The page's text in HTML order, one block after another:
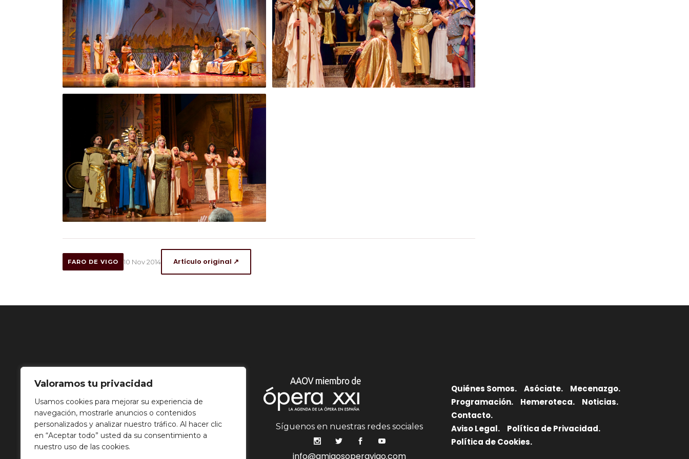
Valoramos tu privacidad
Usamos cookies para mejorar su experiencia de
navegación, mostrarle anuncios o contenidos
personalizados y analizar nuestro tráfico. Al hacer clic
en “Aceptar todo” usted da su consentimiento a
nuestro uso de las cookies.
FARO DE VIGO 10 Nov 2014 Artículo original ↗
Síguenos en nuestras redes sociales
info@amigosoperavigo.com
Quiénes Somos. Asóciate.
Mecenazgo.
Programación.
Hemeroteca.
Noticias.
Contacto.
Aviso Legal.
Política de Privacidad.
Política de Cookies.